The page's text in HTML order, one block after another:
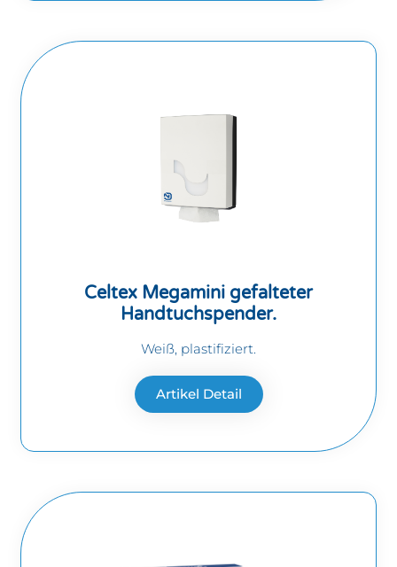
Celtex Megamini gefalteter
Handtuchspender.
Weiß, plastifiziert.
Artikel Detail